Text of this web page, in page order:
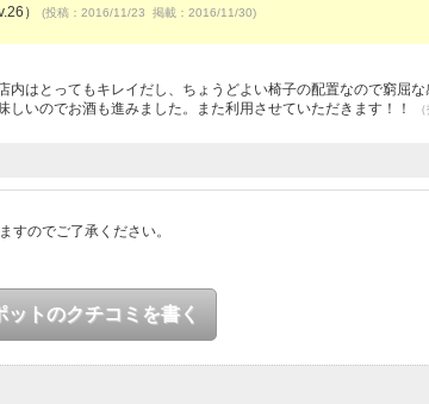
） (投稿：2016/11/23 掲載：2016/11/30)
はとってもキレイだし、ちょうどよい椅子の配置なので窮屈な
いのでお酒も進みました。また利用させていただきます！！
すのでご了承ください。
ットのクチコミを書く